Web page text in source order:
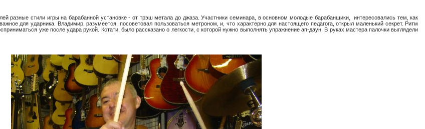
разные стили игры на барабанной установке - от трэш метала до джаза. Участники семинара, в основном молодые барабанщики, интересовались тем, как
для ударника. Владимир, разумеется, посоветовал пользоваться метроном, и, что характерно для настоящего педагога, открыл маленький секрет. Ритм
уже после удара рукой. Кстати, было рассказано о легкости, с которой нужно выполнять упражнение ап-даун. В руках мастера палочки выглядели